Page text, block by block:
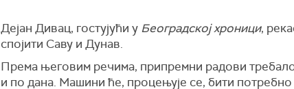
Дејан Дивац, гостујући у Београдској хроници,
спојити Саву и Дунав.
Према његовим речима, припремни радови
и по дана. Машини ће, процењује се, бити потребно